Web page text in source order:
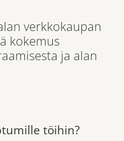
verkkokaupan
kokemus
ja alan
töihin?